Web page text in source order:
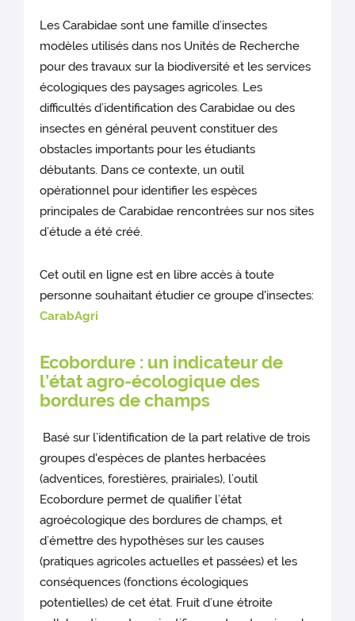
Les Carabidae sont une famille d’insectes
modèles utilisés dans nos Unités de Recherche
pour des travaux sur la biodiversité et les services
écologiques des paysages agricoles. Les
difficultés d’identification des Carabidae ou des
insectes en général peuvent constituer des
obstacles importants pour les étudiants
débutants. Dans ce contexte, un outil
opérationnel pour identifier les espèces
principales de Carabidae rencontrées sur nos sites
d’étude a été créé.
Cet outil en ligne est en libre accès à toute
personne souhaitant étudier ce groupe d'insectes:
CarabAgri
Ecobordure : un indicateur de
l’état agro-écologique des
bordures de champs
Basé sur l’identification de la part relative de trois
groupes d'espèces de plantes herbacées
(adventices, forestières, prairiales), l’outil
Ecobordure permet de qualifier l’état
agroécologique des bordures de champs, et
d’émettre des hypothèses sur les causes
(pratiques agricoles actuelles et passées) et les
conséquences (fonctions écologiques
potentielles) de cet état. Fruit d’une étroite